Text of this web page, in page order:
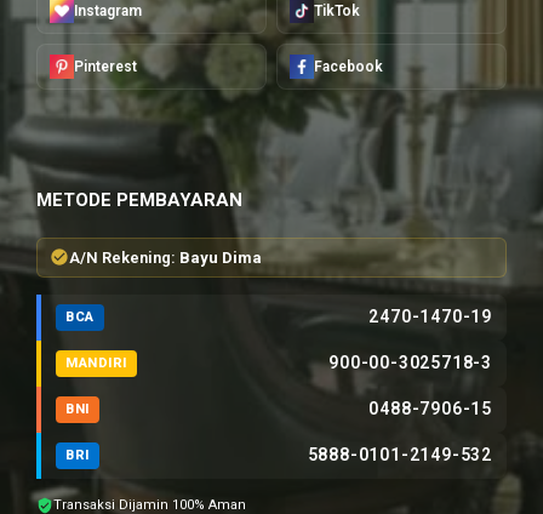
Instagram TikTok
Pinterest Facebook
METODE PEMBAYARAN
A/N Rekening: Bayu Dima
BCA 2470-1470-19
MANDIRI 900-00-3025718-3
BNI 0488-7906-15
BRI 5888-0101-2149-532
Transaksi Dijamin 100% Aman